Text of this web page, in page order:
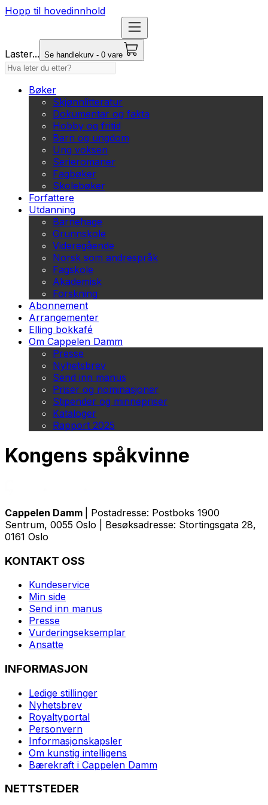
Hopp til hovedinnhold
Laster... Se handlekurv - 0 vare
Bøker
Skjønnlitteratur
Dokumentar og fakta
Hobby og fritid
Barn og ungdom
Ung voksen
Serieromaner
Fagbøker
Skolebøker
Forfattere
Utdanning
Barnehage
Grunnskole
Videregående
Norsk som andrespråk
Fagskole
Akademisk
Forskning
Abonnement
Arrangementer
Elling bokkafé
Om Cappelen Damm
Presse
Nyhetsbrev
Send inn manus
Priser og nominasjoner
Stipender og minnepriser
Kataloger
Rapport 2025
Kongens spåkvinne
Cappelen Damm
| Postadresse: Postboks 1900
Sentrum, 0055 Oslo | Besøksadresse: Stortingsgata 28,
0161 Oslo
KONTAKT OSS
Kundeservice
Min side
Send inn manus
Presse
Vurderingseksemplar
Ansatte
INFORMASJON
Ledige stillinger
Nyhetsbrev
Royaltyportal
Personvern
Informasjonskapsler
Om kunstig intelligens
Bærekraft i Cappelen Damm
NETTSTEDER